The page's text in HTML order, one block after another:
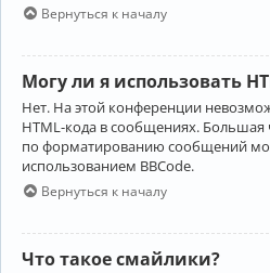
Вернуться к началу
Могу ли я использовать
Нет. На этой конференции
HTML-кода в сообщениях. Большая
по форматированию сообщений
использованием BBCode.
Вернуться к началу
Что такое смайлики?